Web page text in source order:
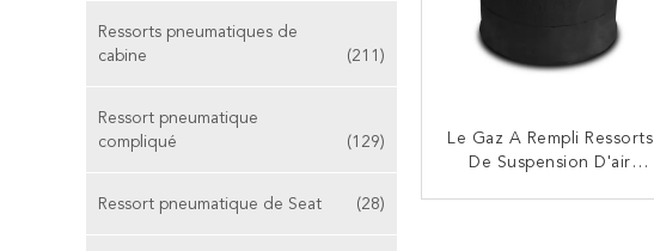
Ressorts pneumatiques de
cabine
(211)
Ressort pneumatique
compliqué
(129)
Ressort pneumatique de Seat (28)
Le Gaz A Rempli Ressorts
De Suspension D'air